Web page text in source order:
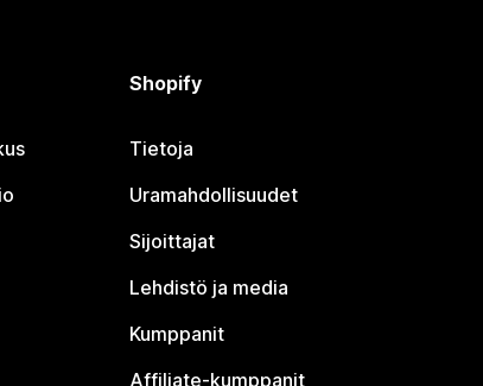
Shopify
Tietoja
Uramahdollisuudet
Sijoittajat
Lehdistö ja media
Kumppanit
Affiliate-kumppanit